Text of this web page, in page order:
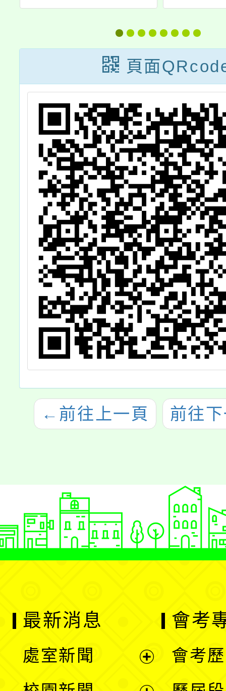
訊息
日
六
12:30
學年
園
頁面
← 前往上一頁 前往
最新消息
處室新聞
會考
會考